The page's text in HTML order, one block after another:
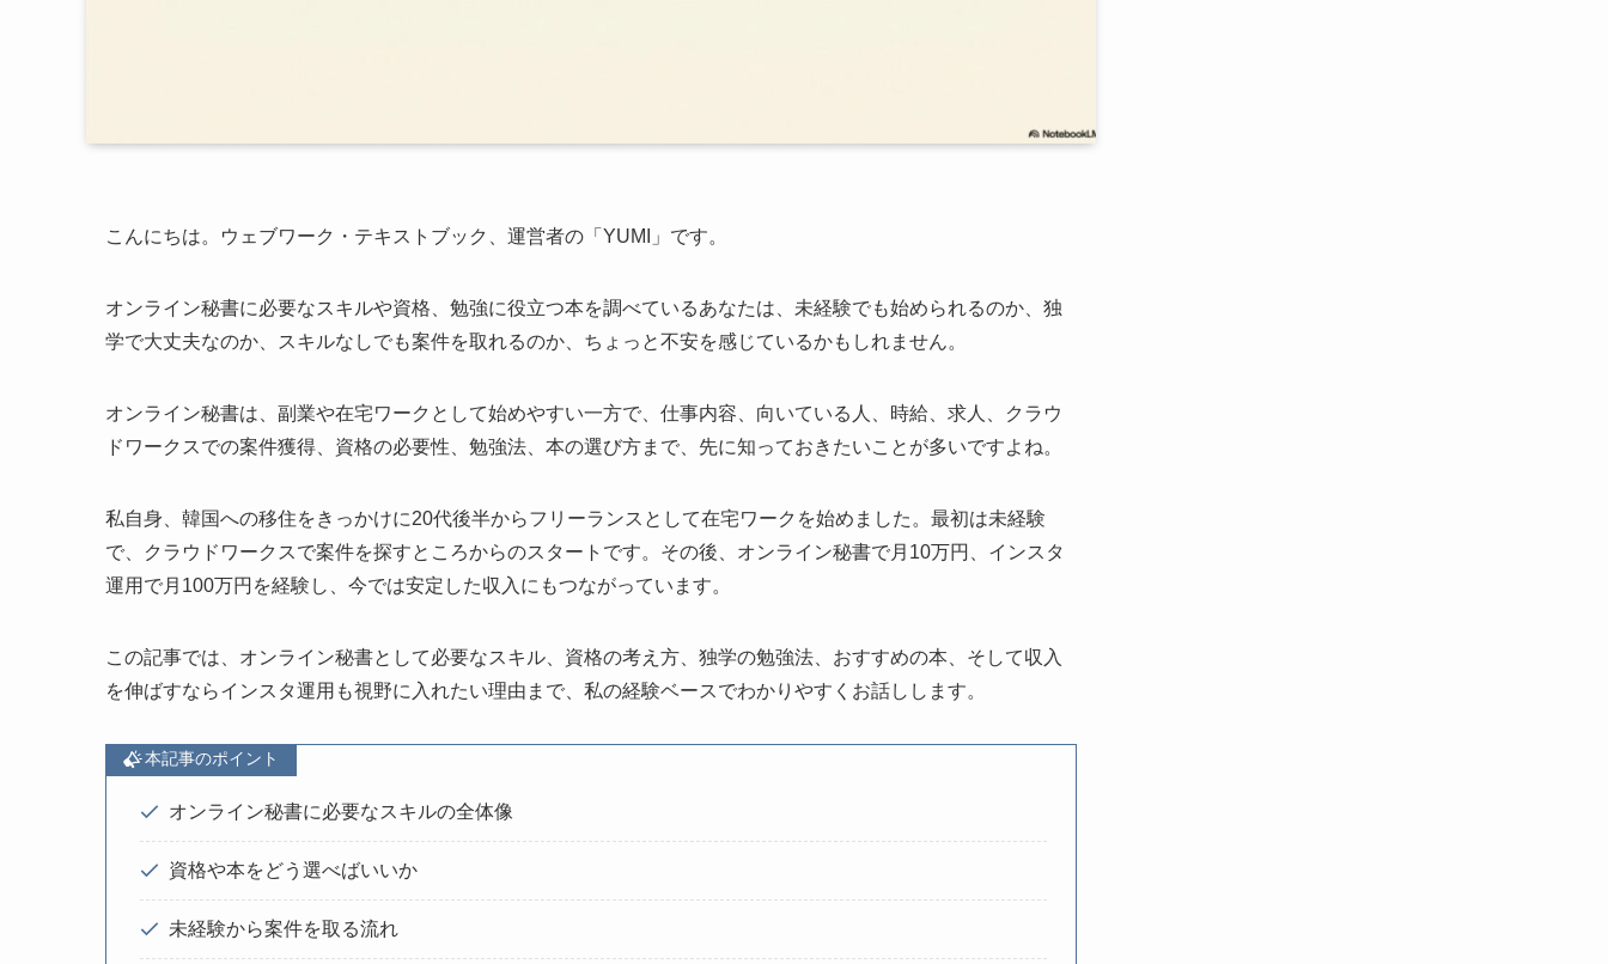
こんにちは。ウェブワーク・テキストブック、運営者の「YUMI」です。
オンライン秘書に必要なスキルや資格、勉強に役立つ本を調べているあなたは、未経験でも始められるのか、独
学で大丈夫なのか、スキルなしでも案件を取れるのか、ちょっと不安を感じているかもしれません。
オンライン秘書は、副業や在宅ワークとして始めやすい一方で、仕事内容、向いている人、時給、求人、クラウ
ドワークスでの案件獲得、資格の必要性、勉強法、本の選び方まで、先に知っておきたいことが多いですよね。
私自身、韓国への移住をきっかけに20代後半からフリーランスとして在宅ワークを始めました。最初は未経験
で、クラウドワークスで案件を探すところからのスタートです。その後、オンライン秘書で月10万円、インスタ
運用で月100万円を経験し、今では安定した収入にもつながっています。
この記事では、オンライン秘書として必要なスキル、資格の考え方、独学の勉強法、おすすめの本、そして収入
を伸ばすならインスタ運用も視野に入れたい理由まで、私の経験ベースでわかりやすくお話しします。
本記事のポイント
オンライン秘書に必要なスキルの全体像
資格や本をどう選べばいいか
未経験から案件を取る流れ